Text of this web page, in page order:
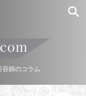
師のコラム